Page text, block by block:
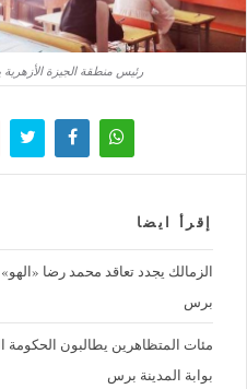
رئيس منطقة الجيزة الأزهرية
إقرأ ايضا
الزمالك يجدد تعاقد محمد رضا
برس
مئات المتظاهرين يطالبون الحكومة
بوابة المدينة برس